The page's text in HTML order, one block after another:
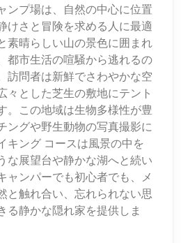
ンプ場は、自然の中心に位置
けさと冒険を求める人に最適
素晴らしい山の景色に囲まれ
都市生活の喧騒から逃れるの
訪問者は新鮮でさわやかな空
々とした芝生の敷地にテント
。この地域は生物多様性が豊
ングや野生動物の写真撮影に
キング コースは風景の中を
な展望台や静かな湖へと続い
ャンパーでも初心者でも、メ
と触れ合い、忘れられない思
る静かな隠れ家を提供しま